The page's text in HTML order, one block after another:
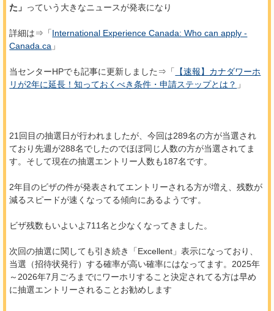
た」 っていう大きなニュースが発表になり
詳細は⇒「International Experience Canada: Who can apply -
Canada.ca 」
当センターHPでも記事に更新しました⇒「
【速報】カナダワーホ
リが2年に延長！知っておくべき条件・申請ステップとは？ 」
21回目の抽選日が行われましたが、今回は289名の方が当選され
ており先週が288名でしたのでほぼ同じ人数の方が当選されてま
す。そして現在の抽選エントリー人数も187名です。
2年目のビザの件が発表されてエントリーされる方が増え、残数が
減るスピードが速くなってる傾向にあるようです。
ビザ残数もいよいよ711名と少なくなってきました。
次回の抽選に関しても引き続き「Excellent」表示になっており、
当選（招待状発行）する確率が高い確率にはなってます。2025年
～2026年7月ごろまでにワーホリすること決定されてる方は早め
に抽選エントリーされることお勧めします